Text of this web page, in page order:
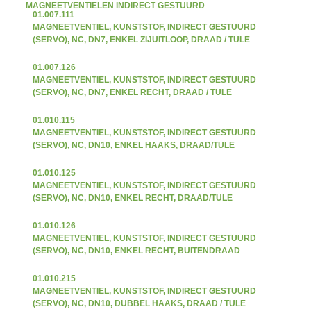
MAGNEETVENTIELEN INDIRECT GESTUURD
01.007.111
MAGNEETVENTIEL, KUNSTSTOF, INDIRECT GESTUURD
(SERVO), NC, DN7, ENKEL ZIJUITLOOP, DRAAD / TULE
01.007.126
MAGNEETVENTIEL, KUNSTSTOF, INDIRECT GESTUURD
(SERVO), NC, DN7, ENKEL RECHT, DRAAD / TULE
01.010.115
MAGNEETVENTIEL, KUNSTSTOF, INDIRECT GESTUURD
(SERVO), NC, DN10, ENKEL HAAKS, DRAAD/TULE
01.010.125
MAGNEETVENTIEL, KUNSTSTOF, INDIRECT GESTUURD
(SERVO), NC, DN10, ENKEL RECHT, DRAAD/TULE
01.010.126
MAGNEETVENTIEL, KUNSTSTOF, INDIRECT GESTUURD
(SERVO), NC, DN10, ENKEL RECHT, BUITENDRAAD
01.010.215
MAGNEETVENTIEL, KUNSTSTOF, INDIRECT GESTUURD
(SERVO), NC, DN10, DUBBEL HAAKS, DRAAD / TULE